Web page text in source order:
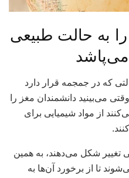
را به حالت طبیعی
می‌پاشد
که در جمجمه قرار دارد
می‌بینید دانشمندان مغز را
از مواد شیمیایی برای
تغییر شکل می‌دهند، به همین
تا از برخورد آن‌ها به